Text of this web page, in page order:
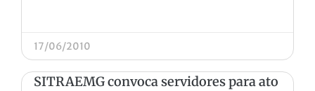
17/06/2010
SITRAEMG convoca servidores para ato